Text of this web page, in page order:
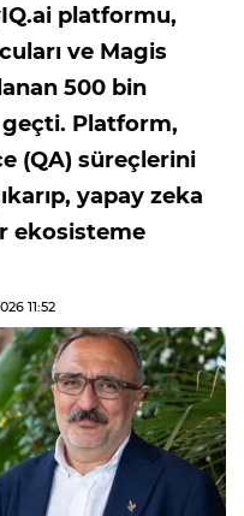
platformu,
ve Magis
500 bin
geçti. Platform,
(QA) süreçlerini
yapay zeka
ekosisteme
11:52